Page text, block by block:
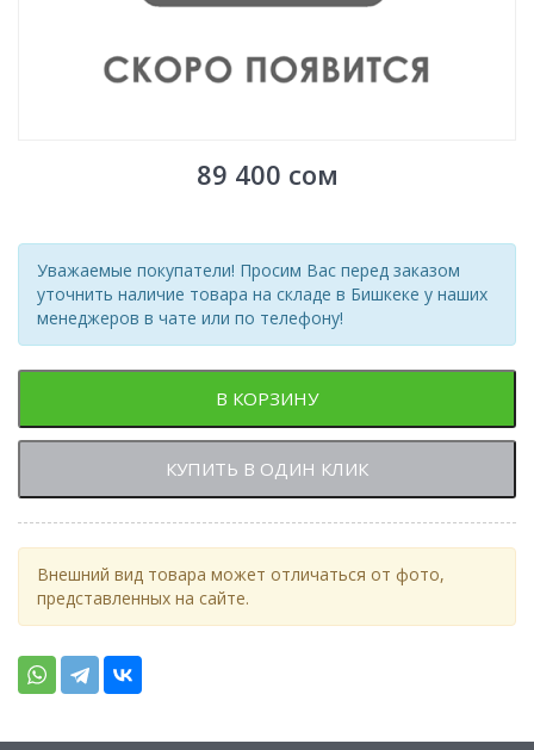
89 400 сом
Уважаемые покупатели! Просим Вас перед заказом
уточнить наличие товара на складе в Бишкеке у наших
менеджеров в чате или по телефону!
В КОРЗИНУ
КУПИТЬ В ОДИН КЛИК
Внешний вид товара может отличаться от фото,
представленных на сайте.